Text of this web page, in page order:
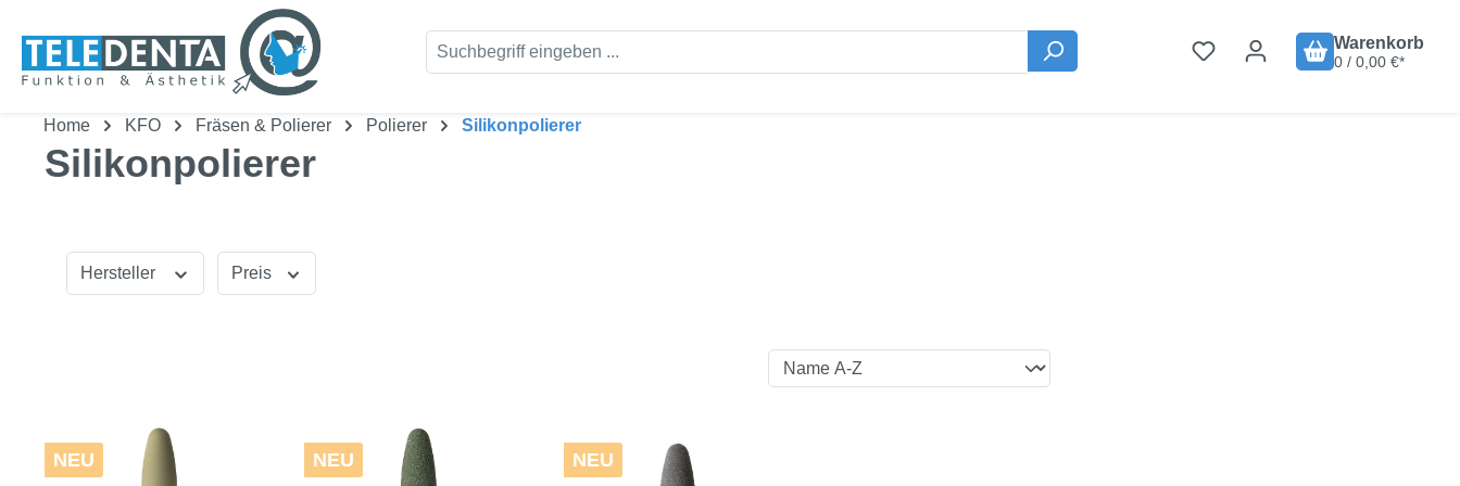
Warenkorb
0 / 0,00 €*
Home KFO Fräsen & Polierer Polierer Silikonpolierer
Silikonpolierer
Hersteller Preis
NEU NEU NEU